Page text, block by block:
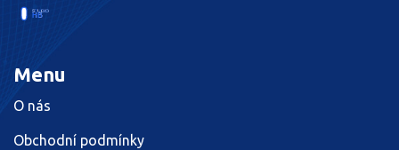
Menu
O nás
Obchodní podmínky